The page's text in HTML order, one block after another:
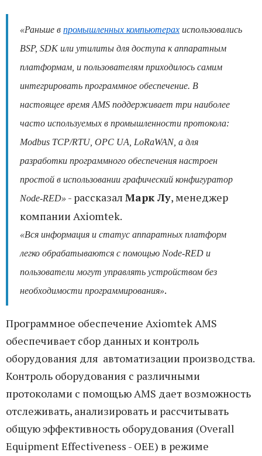
«Раньше в промышленных компьютерах использовались
BSP, SDK или утилиты для доступа к аппаратным
платформам, и пользователям приходилось самим
интегрировать программное обеспечение. В
настоящее время AMS поддерживает три наиболее
часто используемых в промышленности протокола:
Modbus TCP/RTU, OPC UA, LoRaWAN, а для
разработки программного обеспечения настроен
простой в использовании графический конфигуратор
Node-RED» - рассказал Марк Лу, менеджер
компании Axiomtek.
«Вся информация и статус аппаратных платформ
легко обрабатываются с помощью Node-RED и
пользователи могут управлять устройством без
необходимости программирования».
Программное обеспечение Axiomtek AMS
обеспечивает сбор данных и контроль
оборудования для автоматизации производства.
Контроль оборудования с различными
протоколами с помощью AMS дает возможность
отслеживать, анализировать и рассчитывать
общую эффективность оборудования (Overall
Equipment Effectiveness - OEE) в режиме